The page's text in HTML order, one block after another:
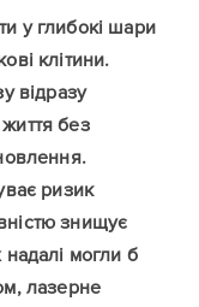
у глибокі шари
клітини.
відразу
без
ризик
знищує
могли б
лазерне